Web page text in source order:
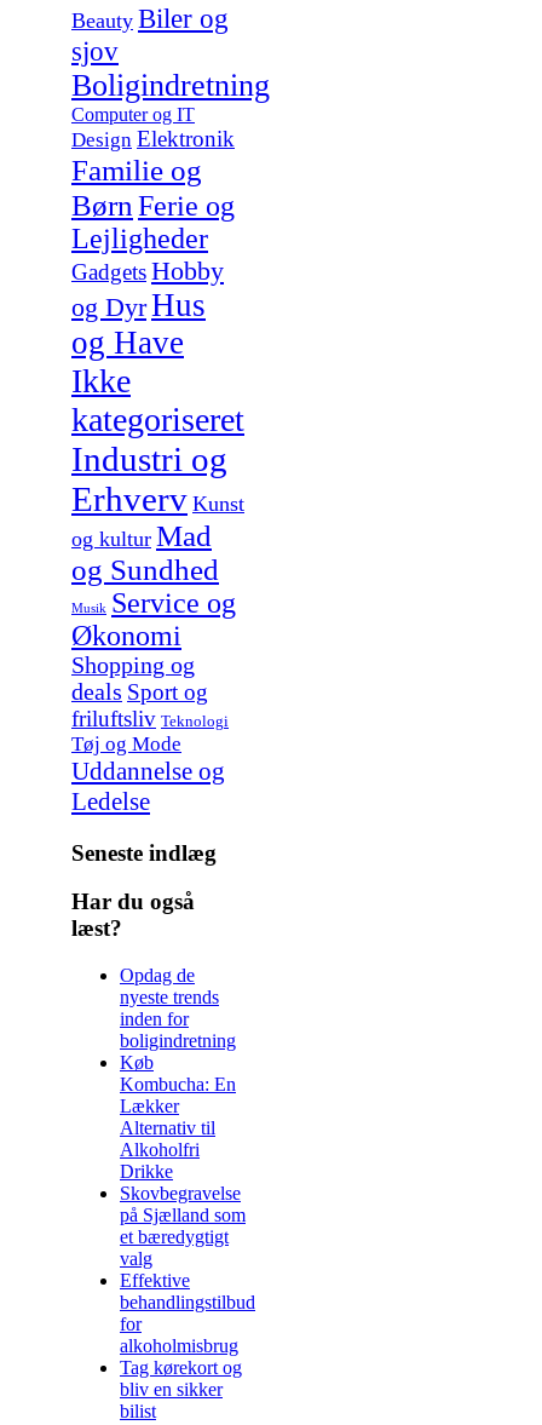
Beauty Biler og
sjov
Boligindretning
Computer og IT
Design Elektronik
Familie og
Børn Ferie og
Lejligheder
GadgetsHobby
og DyrHus
og Have
Ikke
kategoriseret
Industri og
Erhverv Kunst
og kultur Mad
og Sundhed
Musik Service og
Økonomi
Shopping og
deals Sport og
friluftsliv Teknologi
Tøj og Mode
Uddannelse og
Ledelse
Seneste indlæg
Har du også
læst?
Opdag de
nyeste trends
inden for
boligindretning
Køb
Kombucha: En
Lækker
Alternativ til
Alkoholfri
Drikke
Skovbegravelse
på Sjælland som
et bæredygtigt
valg
Effektive
behandlingstilbud
for
alkoholmisbrug
Tag kørekort og
bliv en sikker
bilist